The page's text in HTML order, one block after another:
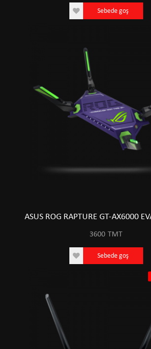
Sebede goş
ASUS ROG RAPTURE GT-AX6000
3600 TMT
Sebede goş